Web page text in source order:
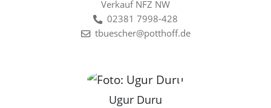
Verkauf NFZ NW
02381 7998-428
tbuescher@potthoff.de
Ugur Duru